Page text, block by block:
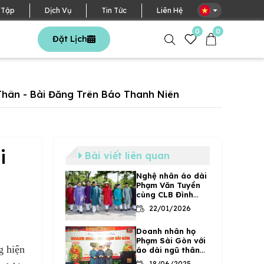
Dịch Vụ Tin Tức Liên Hệ VN
Đặt Lịch
0 0
- Bài Đăng Trên Báo Thanh Niên
hiện
Bài viết liên quan
Nghệ nhân áo dài
Phạm Văn Tuyền
cùng CLB Đình
Làng Việt trong
chuyến đi điền dã
năm 2019
22/01/2026
Doanh nhân họ
Phạm Sài Gòn với
áo dài ngũ thân
truyền thống Năm